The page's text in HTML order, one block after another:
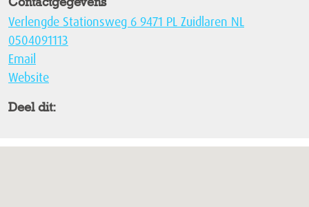
Contactgegevens
Verlengde Stationsweg 6 9471 PL Zuidlaren NL
0504091113
Email
Website
Deel dit: